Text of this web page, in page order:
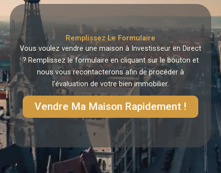
Remplissez Le Formulaire
Vous voulez vendre une maison à Investisseur en Direct
? Remplissez le formulaire en cliquant sur le bouton et
nous vous recontacterons afin de procéder à
l’évaluation de votre bien immobilier.
Vendre Ma Maison Rapidement !